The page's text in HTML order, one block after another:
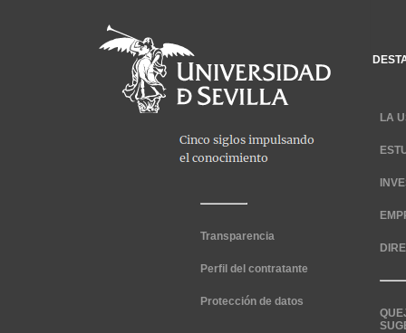
Transparencia
Perfil del contratante
Protección de datos
LA